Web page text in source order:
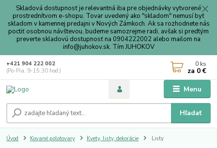
Skladová dostupnosť je relevantná iba pre objednávky vytvorené
prostrednítvom e-shopu. Tovar uvedený ako "skladom" nemusí byť
skladom v kamennej predajni v Nových Zámkoch. Ak sa rozhodnete nás
poctiť osobnou návštevou, budeme samozrejme radi, avšak si predtým
preverte skladovú dostupnosť na 0904222002 alebo mailom na
info@juhokov.sk. Tím JUHOKOV
Menu
Hľadať
+421 904 222 002
(Po-Pia, 9-15.30 hod.)
0 ks
za 0 €
Úvod Kované polotovary Kvety, listy, dekorácie Listy